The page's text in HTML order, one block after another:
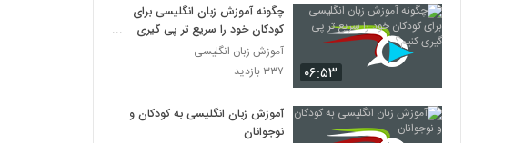
۰۶:۵۳
چگونه آموزش زبان انگلیسی برای
کودکان خود را سریع تر پی گیری
کنیم؟
آموزش زبان انگلیسی
۳۳۷ بازدید
آموزش زبان انگلیسی به کودکان و
نوجوانان